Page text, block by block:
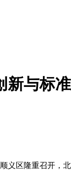
新与标
义区隆重召开